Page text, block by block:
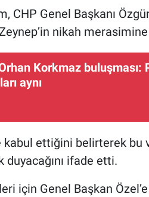
CHP Genel Başkanı
nikah
Korkmaz buluşması:
aynı
ettiğini belirterek bu
ifade etti.
için Genel Başkan